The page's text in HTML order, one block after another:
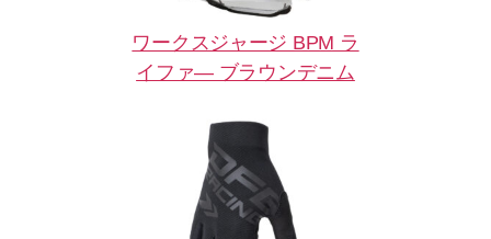
ワークスジャージ BPM ラ
イファ― ブラウンデニム